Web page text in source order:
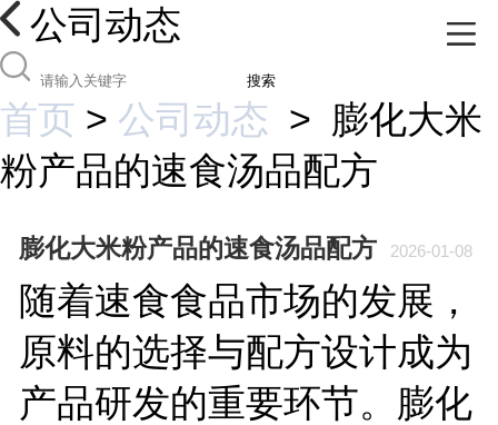
公司动态
搜索
首页 > 公司动态 > 膨化大米
粉产品的速食汤品配方
膨化大米粉产品的速食汤品配方 2026-01-08
随着速食食品市场的发展，
原料的选择与配方设计成为
产品研发的重要环节。膨化